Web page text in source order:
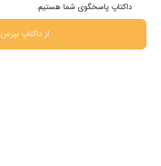
روانشناسی
داکتاپ پاسخگوی شما هستیم.
از داکتاپ بپرس